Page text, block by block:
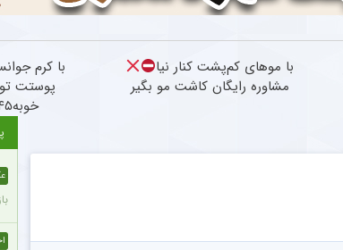
با موهای کم‌پشت کنار نیا
مشاوره رایگان کاشت مو بگیر
با کرم
پوستت
خوبه۴۵٪تخفیف